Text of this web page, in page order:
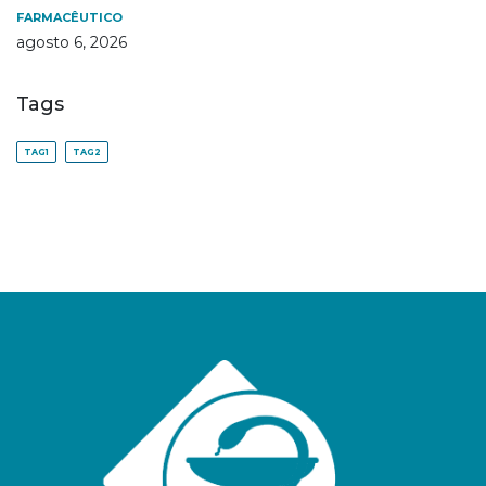
FARMACÊUTICO
agosto 6, 2026
Tags
TAG1 TAG2